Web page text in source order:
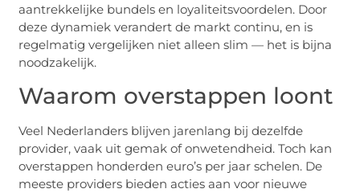
aantrekkelijke bundels en loyaliteitsvoordelen. Door
deze dynamiek verandert de markt continu, en is
regelmatig vergelijken niet alleen slim — het is bijna
noodzakelijk.
Waarom overstappen loont
Veel Nederlanders blijven jarenlang bij dezelfde
provider, vaak uit gemak of onwetendheid. Toch kan
overstappen honderden euro’s per jaar schelen. De
meeste providers bieden acties aan voor nieuwe